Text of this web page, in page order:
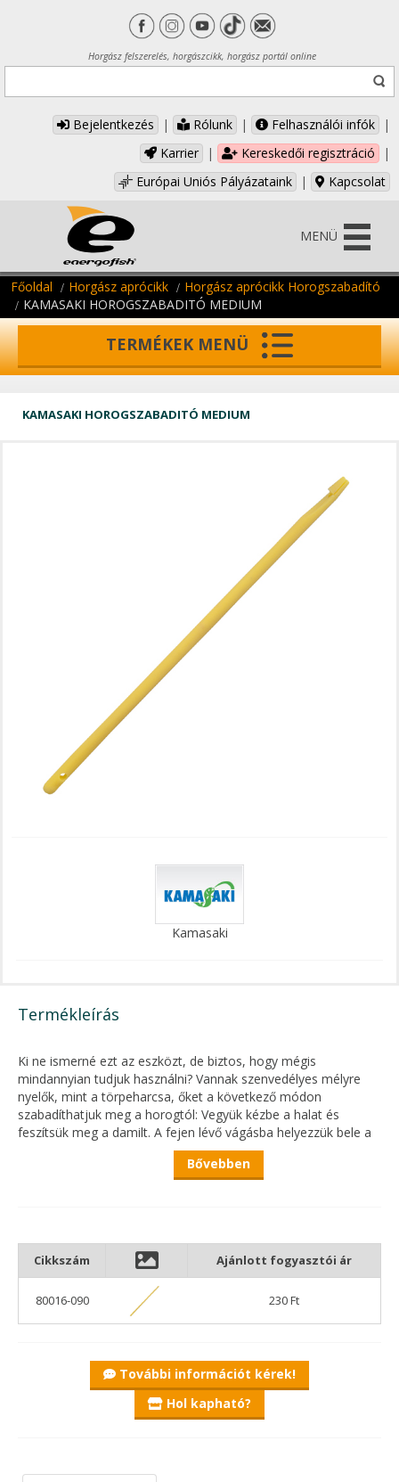
Horgász felszerelés, horgászcikk, horgász portál online
Bejelentkezés | Rólunk | Felhasználói infók
|
Karrier
| Kereskedői regisztráció
|
Európai Uniós Pályázataink
| Kapcsolat
MENÜ
Főoldal Horgász aprócikk
Horgász aprócikk Horogszabadító
KAMASAKI HOROGSZABADITÓ MEDIUM
TERMÉKEK MENÜ
KAMASAKI HOROGSZABADITÓ MEDIUM
Kamasaki
Termékleírás
Ki ne ismerné ezt az eszközt, de biztos, hogy mégis
mindannyian tudjuk használni? Vannak szenvedélyes mélyre
nyelők, mint a törpeharcsa, őket a következő módon
szabadíthatjuk meg a horogtól: Vegyük kézbe a halat és
feszítsük meg a damilt. A fejen lévő vágásba helyezzük bele a
szerelék előkés részét, miközben a damilt feszesen tartjuk, és
toljuk végig a szabadítót a damilon, teljesen a hal szájába. Ha
jól végeztük munkánk, akkor a horog kiszabadult és benne
Bővebben
Cikkszám Ajánlott fogyasztói ár
80016-090 230 Ft
További információt kérek!
Hol kapható?